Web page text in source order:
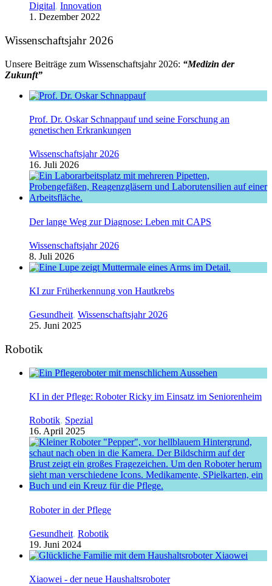
Digital, Innovation
1. Dezember 2022
Wissenschaftsjahr 2026
Unsere Beiträge zum Wissenschaftsjahr 2026: “Medizin der
Zukunft”
Prof. Dr. Oskar Schnappauf und seine Forschung an
genetischen Erkrankungen
Wissenschaftsjahr 2026
16. Juli 2026
Der lange Weg zur Diagnose: Leben mit CAPS
Wissenschaftsjahr 2026
8. Juli 2026
KI zur Früherkennung von Hautkrebs
Gesundheit, Wissenschaftsjahr 2026
25. Juni 2025
Robotik
KI in der Pflege: Roboter Ricky im Einsatz im Seniorenheim
Robotik, Spezial
16. April 2025
Roboter in der Pflege
Gesundheit, Robotik
19. Juni 2024
Xiaowei - der neue Haushaltsroboter